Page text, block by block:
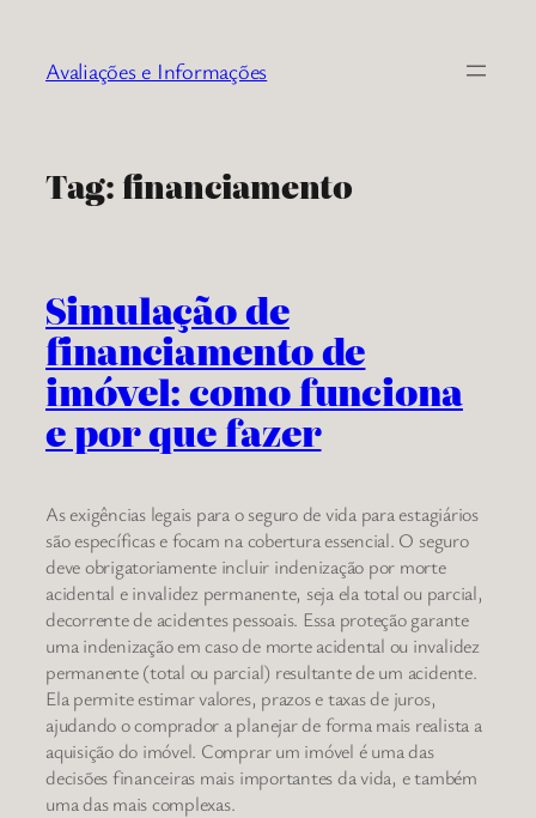
Avaliações e Informações
Tag: financiamento
Simulação de
financiamento de
imóvel: como funciona
e por que fazer
As exigências legais para o seguro de vida para estagiários
são específicas e focam na cobertura essencial. O seguro
deve obrigatoriamente incluir indenização por morte
acidental e invalidez permanente, seja ela total ou parcial,
decorrente de acidentes pessoais. Essa proteção garante
uma indenização em caso de morte acidental ou invalidez
permanente (total ou parcial) resultante de um acidente.
Ela permite estimar valores, prazos e taxas de juros,
ajudando o comprador a planejar de forma mais realista a
aquisição do imóvel. Comprar um imóvel é uma das
decisões financeiras mais importantes da vida, e também
uma das mais complexas.